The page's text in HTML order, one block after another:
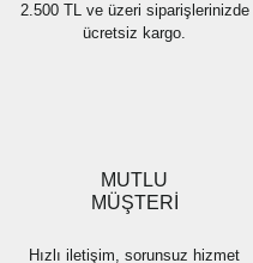
2.500 TL ve üzeri siparişlerinizde
ücretsiz kargo.
MUTLU
MÜŞTERİ
Hızlı iletişim, sorunsuz hizmet